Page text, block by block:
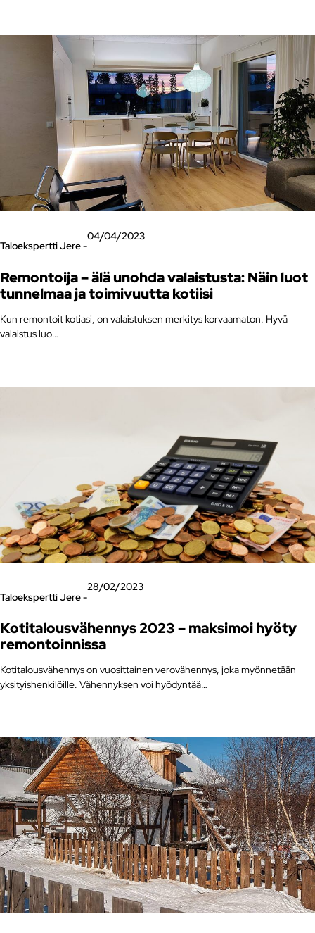
Taloekspertti Jere -
04/04/2023
Remontoija – älä unohda valaistusta: Näin luot
tunnelmaa ja toimivuutta kotiisi
Kun remontoit kotiasi, on valaistuksen merkitys korvaamaton. Hyvä
valaistus luo…
Taloekspertti Jere -
28/02/2023
Kotitalousvähennys 2023 – maksimoi hyöty
remontoinnissa
Kotitalousvähennys on vuosittainen verovähennys, joka myönnetään
yksityishenkilöille. Vähennyksen voi hyödyntää…